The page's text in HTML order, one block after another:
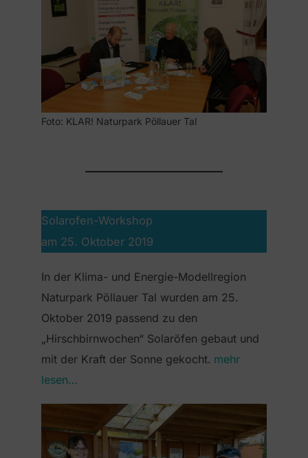
Foto: KLAR! Naturpark Pöllauer Tal
Solarofen-Workshop
am 25. Oktober 2019
In der Klima- und Energie-Modellregion
Naturpark Pöllauer Tal wurden am 25.
Oktober 2019 passend zu den
„Hirschbirnwochen“ Solaröfen gebaut und
mit der Kraft der Sonne gekocht. mehr
lesen…